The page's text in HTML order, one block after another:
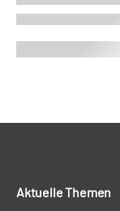
Aktuelle Themen